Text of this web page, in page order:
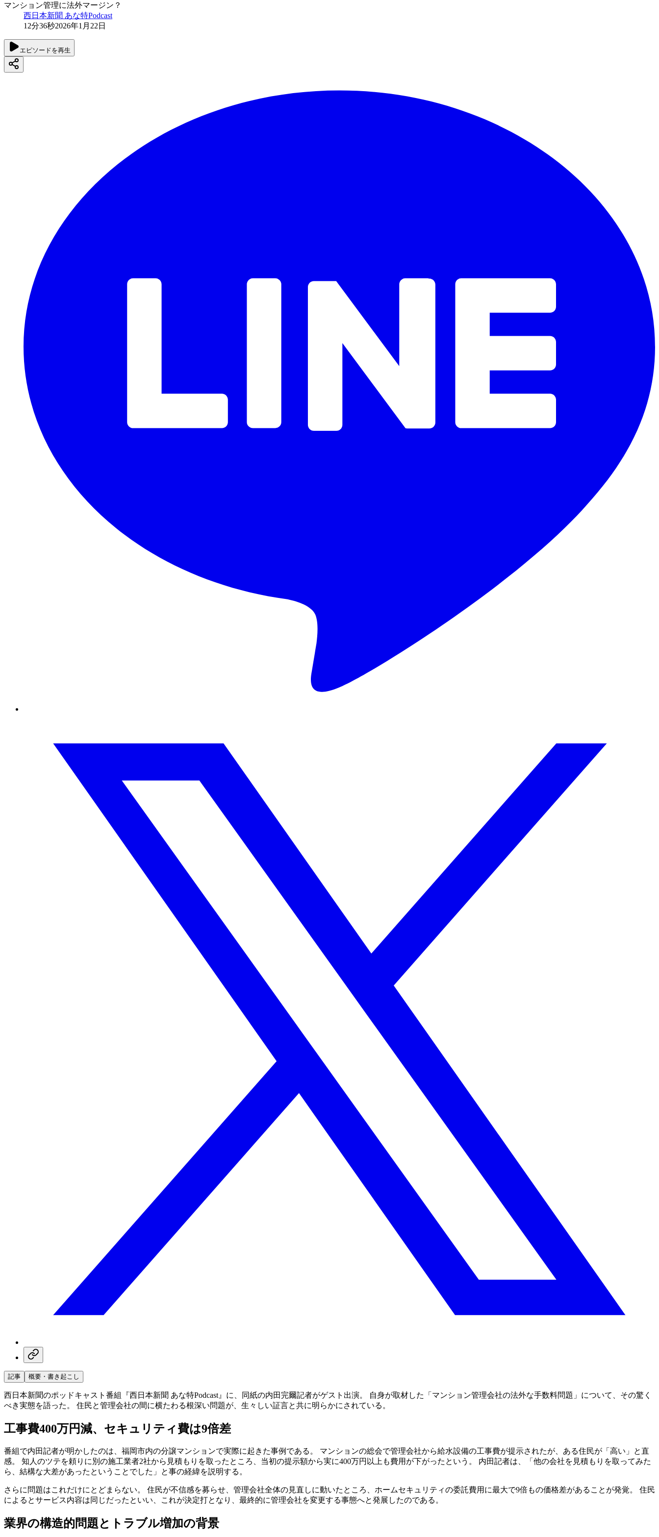
マンション管理に法外マージン？
西日本新聞 あな特Podcast
12分36秒2026年1月22日
エピソードを再生
記事 概要・書き起こし
西日本新聞のポッドキャスト番組『西日本新聞 あな特Podcast』に、同紙の内田完爾記者がゲスト出演。 自身が取材した「マンション管理会社の法外な手数料問題」について、その驚く
べき実態を語った。 住民と管理会社の間に横たわる根深い問題が、生々しい証言と共に明らかにされている。
工事費400万円減、セキュリティ費は9倍差
番組で内田記者が明かしたのは、福岡市内の分譲マンションで実際に起きた事例である。 マンションの総会で管理会社から給水設備の工事費が提示されたが、ある住民が「高い」と直
感。 知人のツテを頼りに別の施工業者2社から見積もりを取ったところ、当初の提示額から実に400万円以上も費用が下がったという。 内田記者は、「他の会社を見積もりを取ってみた
ら、結構な大差があったということでした」と事の経緯を説明する。
さらに問題はこれだけにとどまらない。 住民が不信感を募らせ、管理会社全体の見直しに動いたところ、ホームセキュリティの委託費用に最大で9倍もの価格差があることが発覚。 住民
によるとサービス内容は同じだったといい、これが決定打となり、最終的に管理会社を変更する事態へと発展したのである。
業界の構造的問題とトラブル増加の背景